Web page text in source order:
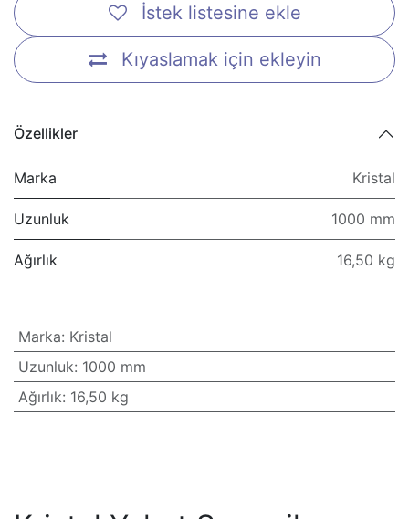
Kıyaslamak için ekleyin
İstek listesine ekle
Özellikler
Marka Kristal
Uzunluk 1000 mm
Ağırlık 16,50 kg
Marka: Kristal
Uzunluk: 1000 mm
Ağırlık: 16,50 kg